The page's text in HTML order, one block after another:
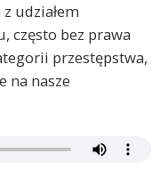
udziałem
często bez prawa
przestępstwa,
na nasze